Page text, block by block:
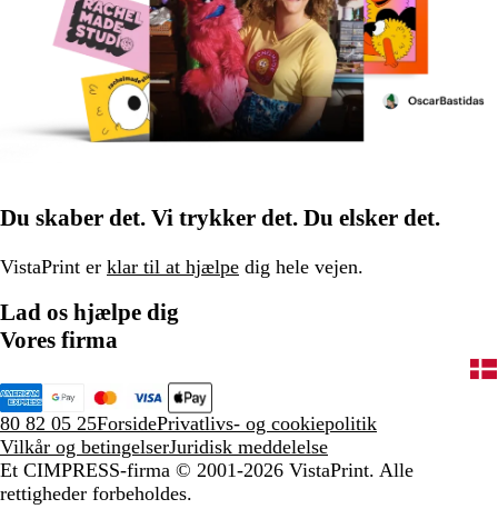
Du skaber det. Vi trykker det. Du elsker det.
VistaPrint er klar til at hjælpe dig hele vejen.
Lad os hjælpe dig
Vores firma
80 82 05 25ForsidePrivatlivs- og cookiepolitik
Vilkår og betingelserJuridisk meddelelse
Et CIMPRESS-firma © 2001-2026 VistaPrint. Alle
rettigheder forbeholdes.